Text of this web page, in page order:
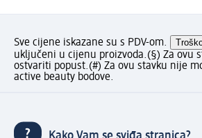
Sve cijene iskazane su s PDV-om.
uključeni u cijenu proizvoda.(§) Za ovu
ostvariti popust.(#) Za ovu stavku nije
active beauty bodove.